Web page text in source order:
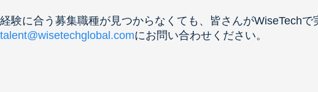
験に合う募集職種が見つからなくても、皆さんがWiseTech
talent@wisetechglobal.comにお問い合わせください。